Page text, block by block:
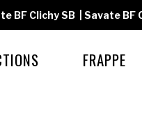
BF Clichy SB Savate BF
FRAPPE